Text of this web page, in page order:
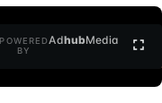
POWERED
BY
AdhubMedia